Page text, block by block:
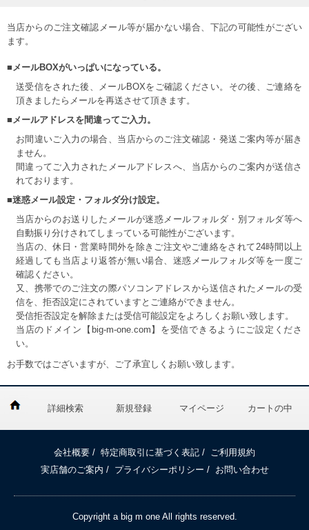
当店からのご注文確認メール等が届かない場合、下記の可能性がござい
ます。
■メールBOXがいっぱいになっている。
送受信をされた後、メールBOXをご確認ください。その後、ご連絡を
頂きましたらメールを再送させて頂きます。
■メールアドレスを間違ってご入力。
お間違いご入力の場合、当店からのご注文確認・発送ご案内等が届き
ません。
間違ってご入力されたメールアドレスへ、当店からのご案内が送信さ
れております。
■迷惑メール設定・フォルダ分け設定。
当店からのお送りしたメールが迷惑メールフォルダ・別フォルダ等へ
自動振り分けされてしまっている可能性がございます。
当店の、休日・営業時間外を除きご注文やご連絡をされて24時間以上
経過しても当店より返答が無い場合、迷惑メールフォルダ等を一度ご
確認ください。
又、携帯でのご注文の際パソコンアドレスから送信されたメールの受
信を、拒否設定にされていますとご連絡ができません。
受信拒否設定を解除または受信可能設定をよろしくお願い致します。
当店のドメイン【big-m-one.com】を受信できるようにご設定くださ
い。
お手数ではございますが、ご了承宜しくお願い致します。
詳細検索 新規登録 マイページ カートの中
会社概要 / 特定商取引に基づく表記 / ご利用規約
実店舗のご案内 / プライバシーポリシー / お問い合わせ
Copyright a big m one All rights reserved.